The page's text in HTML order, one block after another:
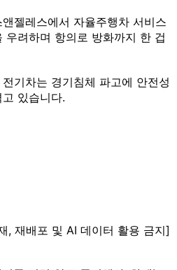
젤레스에서 자율주행차 서비스
우려하며 항의로 방화까지 한 겁
기차는 경기침체 파고에 안전성
있습니다.
, 재배포 및 AI 데이터 활용 금지]